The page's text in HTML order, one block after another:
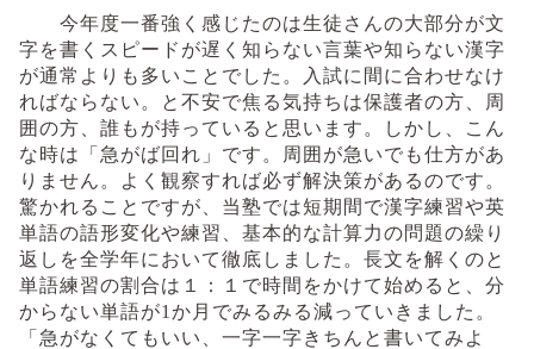
今年度一番強く感じたのは生徒さんの大部分が文
字を書くスピードが遅く知らない言葉や知らない漢字
が通常よりも多いことでした。入試に間に合わせなけ
ればならない。と不安で焦る気持ちは保護者の方、周
囲の方、誰もが持っていると思います。
しかし、こん
な時は「急がば回れ」です。周囲が急いでも仕方があ
りません。よく観察すれば必ず解決策があるのです。
驚かれることですが、当塾では短期間で漢字練習や英
単語の語形変化や練習、基本的な計算力の問題の繰り
返しを全学年において徹底しました。長文を解くのと
単語練習の割合は１：１で時間をかけて始めると、分
からない単語が1 か月でみるみる減っていきました。
「急がなくてもいい、一字一字きちんと書いてみよ